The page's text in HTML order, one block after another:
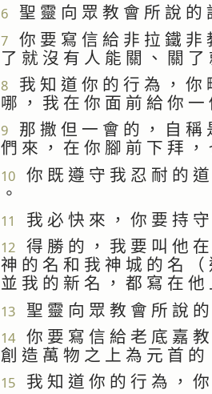
6 聖 靈 向 眾 教 會 所 說 的
7
你 要 寫 信 給 非 拉 鐵 非
了 就 沒 有 人 能 關 、 關 了
8
我 知 道 你 的 行 為 ， 你
哪 ， 我 在 你 面 前 給 你 一
9
那 撒 但 一 會 的 ， 自 稱
們 來 ， 在 你 腳 前 下 拜 ，
10
你 既 遵 守 我 忍 耐 的
。
11 我 必 快 來 ， 你 要 持
12
得 勝 的 ， 我 要 叫 他
神 的 名 和 我 神 城 的 名 （
並 我 的 新 名 ， 都 寫 在 他
13 聖 靈 向 眾 教 會 所 說
14
你 要 寫 信 給 老 底 嘉
創 造 萬 物 之 上 為 元 首 的
15 我 知 道 你 的 行 為 ，